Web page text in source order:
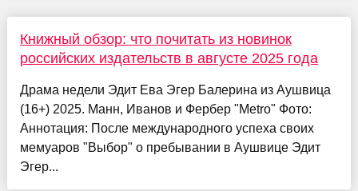
Книжный обзор: что почитать из новинок
российских издательств в августе 2025 года
Драма недели Эдит Ева Эгер Балерина из Аушвица
(16+) 2025. Манн, Иванов и Фербер "Metro" Фото:
Аннотация: После международного успеха своих
мемуаров "Выбор" о пребывании в Аушвице Эдит
Эгер...